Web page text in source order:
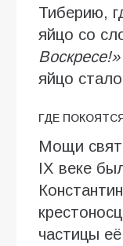
Тиберию,
яйцо со
Воскресе!»
яйцо
ГДЕ
Мощи
IX веке
частицы